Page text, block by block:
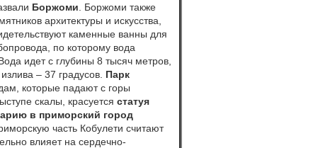
Боржоми . Боржоми также
архитектуры и искусства,
каменные ванны для
по которому вода
идет с глубины 8 тысяч метров,
– 37 градусов. Парк
которые падают с горы
скалы, красуется статуя
в приморский город
часть Кобулети считают
влияет на сердечно-